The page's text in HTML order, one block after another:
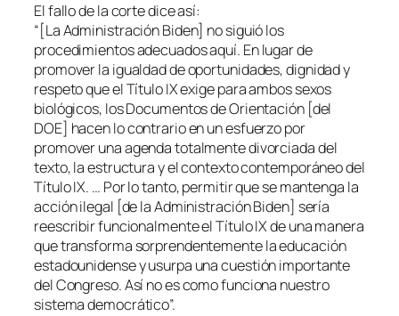
El fallo de la corte dice así:
“[La Administración Biden] no siguió los
procedimientos adecuados aquí. En lugar de
promover la igualdad de oportunidades, dignidad y
respeto que el Título IX exige para ambos sexos
biológicos, los Documentos de Orientación [del
DOE] hacen lo contrario en un esfuerzo por
promover una agenda totalmente divorciada del
texto, la estructura y el contexto contemporáneo del
Título IX. … Por lo tanto, permitir que se mantenga la
acción ilegal [de la Administración Biden] sería
reescribir funcionalmente el Título IX de una manera
que transforma sorprendentemente la educación
estadounidense y usurpa una cuestión importante
del Congreso. Así no es como funciona nuestro
sistema democrático”.